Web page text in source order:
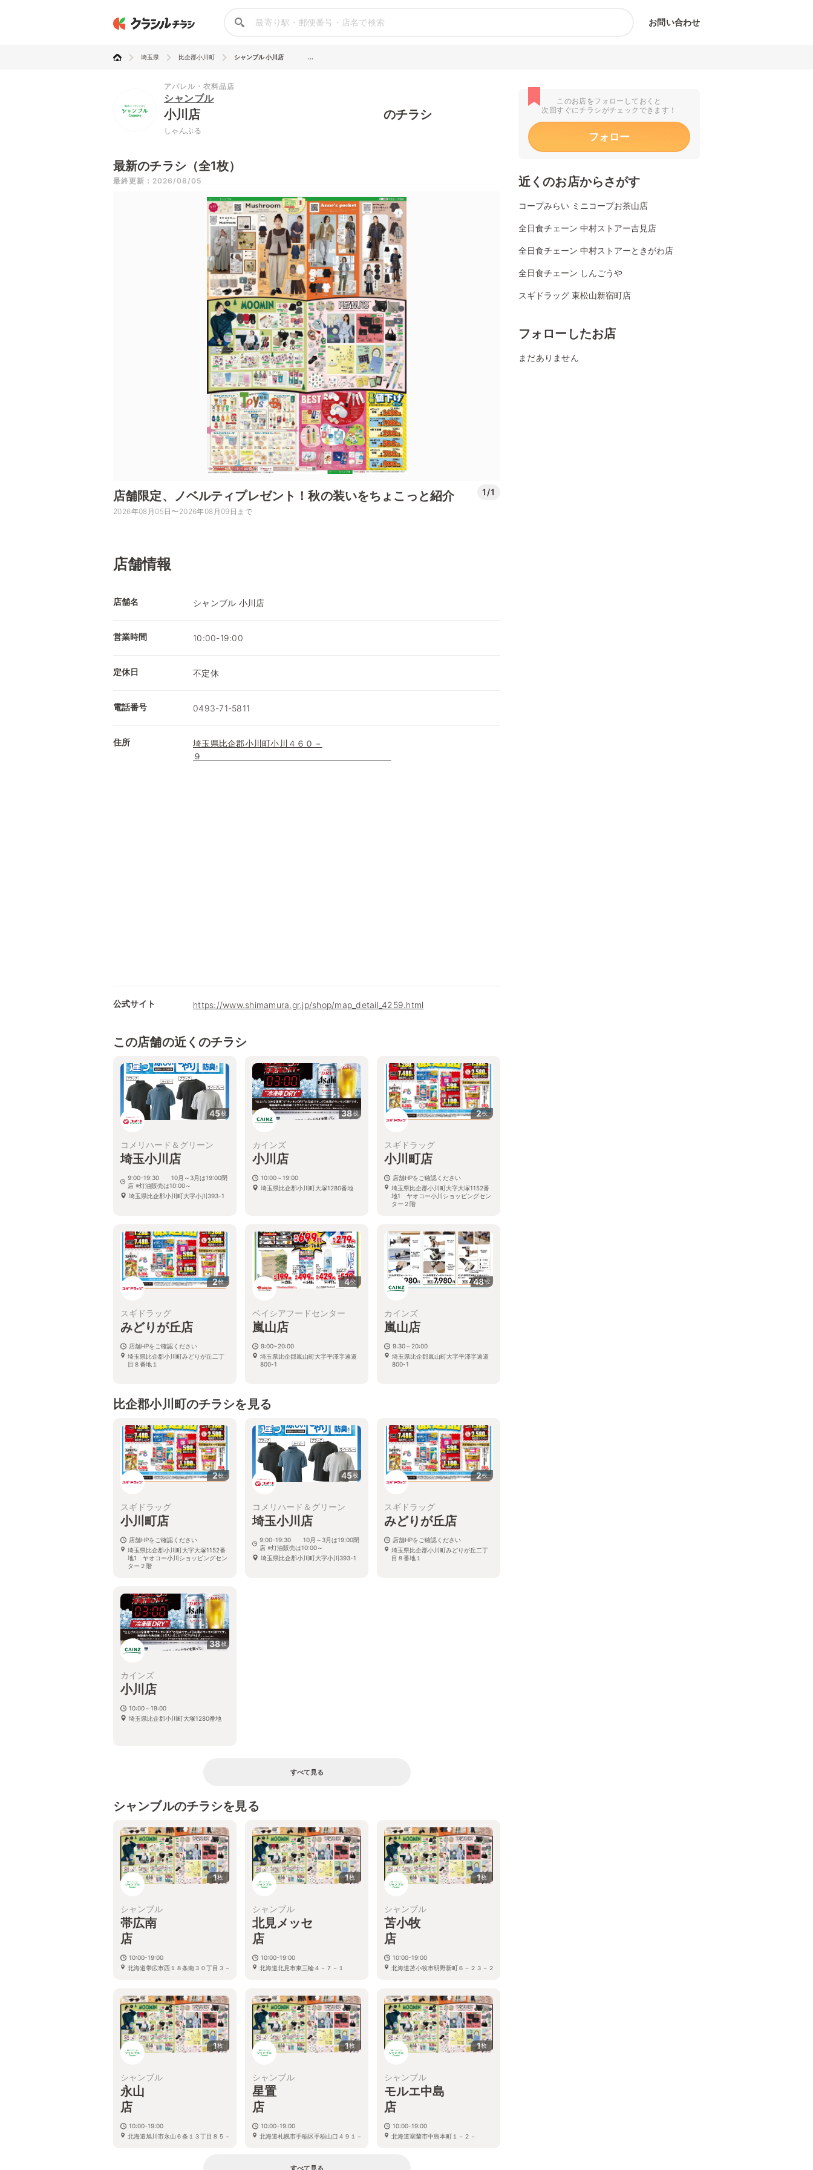
お問い合わせ
埼玉県 比企郡小川町 シャンブル 小川店 ...
アパレル・衣料品店
シャンブル
小川店 のチラシ
しゃんぶる
最新のチラシ（全1枚）
最終更新：2026/08/05
店舗限定、ノベルティプレゼント！秋の装いをちょこっと紹介 1/1
2026年08月05日〜2026年08月09日まで
店舗情報
店舗名 シャンブル 小川店
営業時間 10:00-19:00
定休日 不定休
電話番号 0493-71-5811
住所
埼玉県比企郡小川町小川４６０－
９
公式サイト https://www.shimamura.gr.jp/shop/map_detail_4259.html
この店舗の近くのチラシ
45枚
コメリハード＆グリーン
埼玉小川店
9:00-19:30 10月～3月は19:00閉
店 ※灯油販売は10:00～
埼玉県比企郡小川町大字小川393-1
38枚
カインズ
小川店
10:00～19:00
埼玉県比企郡小川町大塚1280番地
2枚
スギドラッグ
小川町店
店舗HPをご確認ください
埼玉県比企郡小川町大字大塚1152番
地1 ヤオコー小川ショッピングセン
ター２階
2枚
スギドラッグ
みどりが丘店
店舗HPをご確認ください
埼玉県比企郡小川町みどりが丘二丁
目８番地１
4枚
ベイシアフードセンター
嵐山店
9:00~20:00
埼玉県比企郡嵐山町大字平澤字遠道
800-1
48枚
カインズ
嵐山店
9:30～20:00
埼玉県比企郡嵐山町大字平澤字遠道
800-1
比企郡小川町のチラシを見る
2枚
スギドラッグ
小川町店
店舗HPをご確認ください
埼玉県比企郡小川町大字大塚1152番
地1 ヤオコー小川ショッピングセン
ター２階
45枚
コメリハード＆グリーン
埼玉小川店
9:00-19:30 10月～3月は19:00閉
店 ※灯油販売は10:00～
埼玉県比企郡小川町大字小川393-1
2枚
スギドラッグ
みどりが丘店
店舗HPをご確認ください
埼玉県比企郡小川町みどりが丘二丁
目８番地１
38枚
カインズ
小川店
10:00～19:00
埼玉県比企郡小川町大塚1280番地
すべて見る
シャンブルのチラシを見る
1枚
シャンブル
帯広南
店
10:00-19:00
北海道帯広市西１８条南３０丁目３－
1枚
シャンブル
北見メッセ
店
10:00-19:00
北海道北見市東三輪４－７－１
1枚
シャンブル
苫小牧
店
10:00-19:00
北海道苫小牧市明野新町６－２３－２
1枚
シャンブル
永山
店
10:00-19:00
北海道旭川市永山６条１３丁目８５－
1枚
シャンブル
星置
店
10:00-19:00
北海道札幌市手稲区手稲山口４９１－
1枚
シャンブル
モルエ中島
店
10:00-19:00
北海道室蘭市中島本町１－２－
すべて見る
このお店をフォローしておくと
次回すぐにチラシがチェックできます！
フォロー
近くのお店からさがす
コープみらい ミニコープお茶山店
全日食チェーン 中村ストアー吉見店
全日食チェーン 中村ストアーときがわ店
全日食チェーン しんごうや
スギドラッグ 東松山新宿町店
フォローしたお店
まだありません